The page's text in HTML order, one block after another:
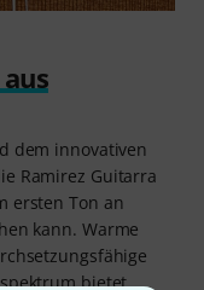
dem innovativen
Ramirez Guitarra
ersten Ton an
kann. Warme
bietet